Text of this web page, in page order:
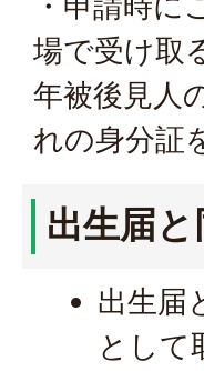
場で受け取
年被後見人
れの身分証
出生届
出生届
として